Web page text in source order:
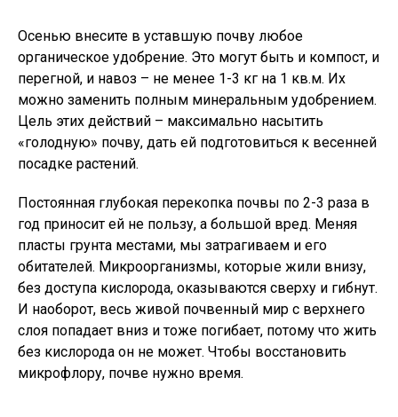
Осенью внесите в уставшую почву любое
органическое удобрение. Это могут быть и компост, и
перегной, и навоз – не менее 1-3 кг на 1 кв.м. Их
можно заменить полным минеральным удобрением.
Цель этих действий – максимально насытить
«голодную» почву, дать ей подготовиться к весенней
посадке растений.
Постоянная глубокая перекопка почвы по 2-3 раза в
год приносит ей не пользу, а большой вред. Меняя
пласты грунта местами, мы затрагиваем и его
обитателей. Микроорганизмы, которые жили внизу,
без доступа кислорода, оказываются сверху и гибнут.
И наоборот, весь живой почвенный мир с верхнего
слоя попадает вниз и тоже погибает, потому что жить
без кислорода он не может. Чтобы восстановить
микрофлору, почве нужно время.